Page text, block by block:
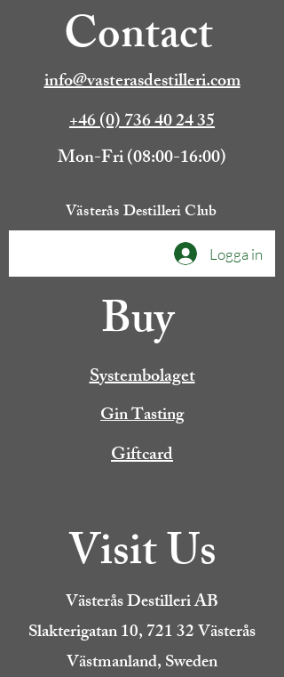
Contact
info@vasterasdestilleri.com
+46 (0) 736 40 24 35
Mon-Fri (08:00-16:00)
Västerås Destilleri Club
Logga in
Buy
Systembolaget
Gin Tasting
Giftcard
Visit Us
Västerås Destilleri AB
Slakterigatan 10, 721 32 Västerås
Västmanland, Sweden